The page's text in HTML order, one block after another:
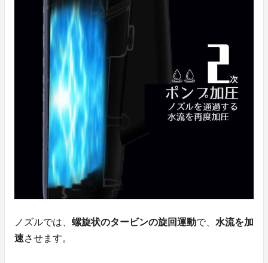
ノズルでは、 螺旋状のタービンの旋回運動で、 水流を加
速させます。